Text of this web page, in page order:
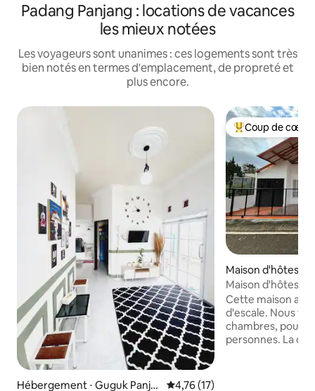
Padang Panjang : locations de vacances
les mieux notées
Les voyageurs sont unanimes : ces logements sont très
bien notés en termes d'emplacement, de propreté et
plus encore.
Hébergement ⋅ Guguk Panja
Évaluation moyenne sur la
4,76 (17)
Coups de cœur
Coup de cœur
Maison d'hôtes ⋅
ndiangin Koto
Maison d'hôtes
Cette maison a le
d'escale. Nous
chambres,
personnes. La